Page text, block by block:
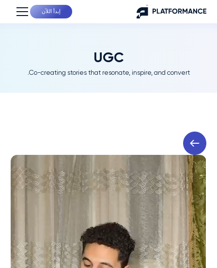
إبدأ اللآن
UGC
Co-creating stories that resonate, inspire, and convert.